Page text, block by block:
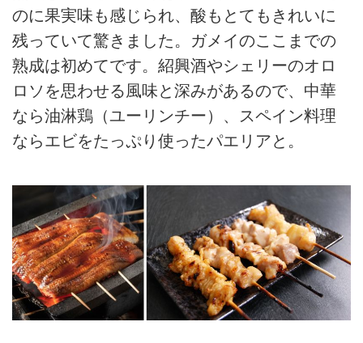
のに果実味も感じられ、酸もとてもきれいに
残っていて驚きました。ガメイのここまでの
熟成は初めてです。紹興酒やシェリーのオロ
ロソを思わせる風味と深みがあるので、中華
なら油淋鶏（ユーリンチー）、スペイン料理
ならエビをたっぷり使ったパエリアと。